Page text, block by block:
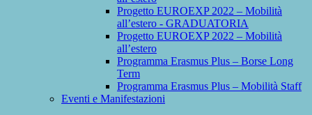
Progetto EUROEXP 2022 – Mobilità
all’estero - GRADUATORIA
Progetto EUROEXP 2022 – Mobilità
all’estero
Programma Erasmus Plus – Borse Long
Term
Programma Erasmus Plus – Mobilità Staff
Eventi e Manifestazioni